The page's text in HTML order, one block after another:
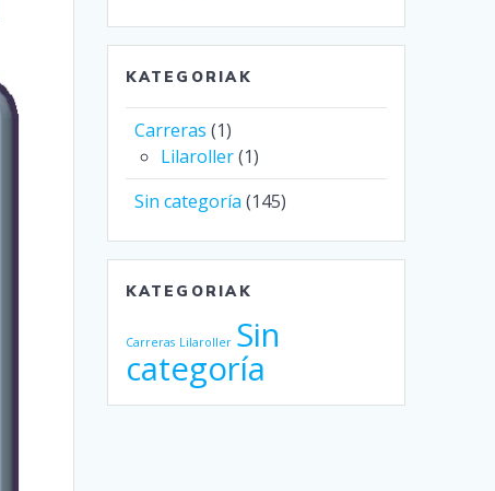
KATEGORIAK
Carreras (1)
Lilaroller(1)
Sin categoría (145)
KATEGORIAK
Carreras Lilaroller Sin
categoría